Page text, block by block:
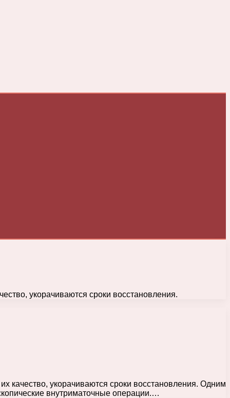
укорачиваются сроки восстановления.
качество, укорачиваются сроки восстановления. Одним
внутриматочные операции.…